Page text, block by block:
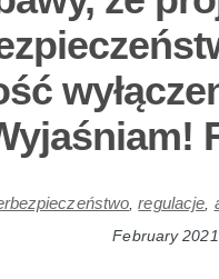
,regulacje
February 2021